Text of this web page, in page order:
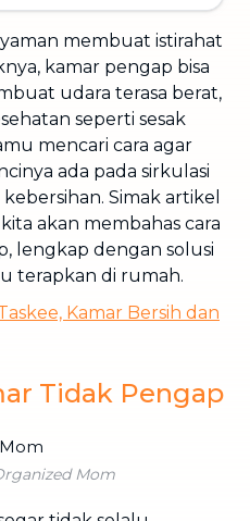
membuat istirahat
kamar pengap bisa
udara terasa berat,
seperti sesak
mencari cara agar
ada pada sirkulasi
Simak artikel
akan membahas cara
lengkap dengan solusi
terapkan di rumah.
Kamar Bersih dan
Tidak Pengap
Mom